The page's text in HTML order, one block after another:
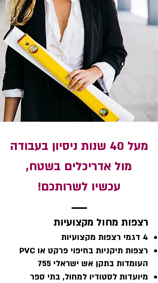
מעל 40 שנות ניסיון בעבודה
מול אדריכלים בשטח,
עכשיו לשרותכם!
רצפות מחול מקצועיות
4 דגמי רצפות מקצועיות
רצפות תיקניות בחיפוי פרקט או PVC
העומדות בתקן אש ישראלי 755
מיועדות לסטודיו למחול, בתי ספר